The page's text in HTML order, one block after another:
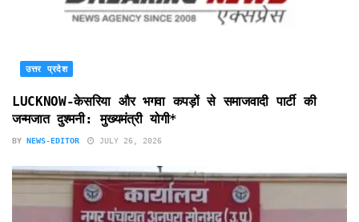
उत्तर प्रदेश
LUCKNOW-केसरिया और भगवा कपड़ों से समाजवादी पार्टी की
जन्मजात दुश्मनी: मुख्यमंत्री योगी*
BY NEWS-EDITOR JULY 26, 2026